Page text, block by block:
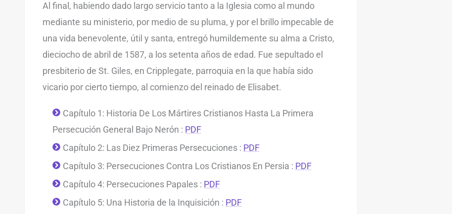
Al final, habiendo dado largo servicio tanto a la Iglesia como al mundo
mediante su ministerio, por medio de su pluma, y por el brillo impecable de
una vida benevolente, útil y santa, entregó humildemente su alma a Cristo,
dieciocho de abril de 1587, a los setenta años de edad. Fue sepultado el
presbiterio de St. Giles, en Cripplegate, parroquia en la que había sido
vicario por cierto tiempo, al comienzo del reinado de Elisabet.
Capítulo 1: Historia De Los Mártires Cristianos Hasta La Primera
Persecución General Bajo Nerón : PDF
Capítulo 2: Las Diez Primeras Persecuciones : PDF
Capítulo 3: Persecuciones Contra Los Cristianos En Persia : PDF
Capítulo 4: Persecuciones Papales : PDF
Capítulo 5: Una Historia de la Inquisición : PDF